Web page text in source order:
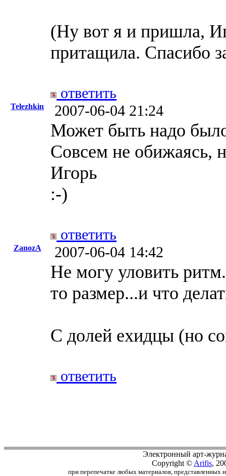
(Ну вот я и пришла,
притащила. Спасибо
ответить
Telezhkin 2007-06-04 21:24
Может быть надо
Совсем не обижаясь,
Игорь
:-)
ответить
ZanozA 2007-06-04 14:42
Не могу уловить
то размер...и что
С долей ехидцы (но
ответить
Электронный арт-
Copyright © Arifis,
при перепечатке любых материалов, представленных